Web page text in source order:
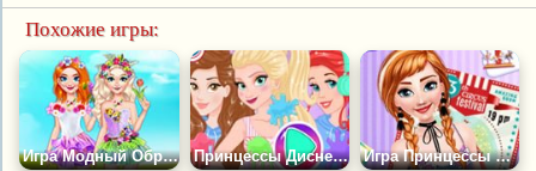
Похожие игры:
Игра Модный Образ Принцессы с Цветами Принцессы Диснея: Фестиваль Красок Игра Принцессы и Парк Развлечений